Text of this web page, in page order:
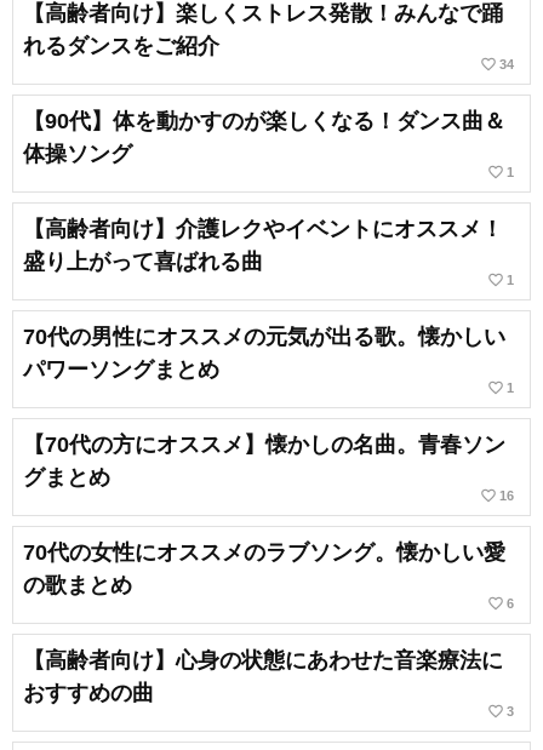
【高齢者向け】楽しくストレス発散！みんなで踊
れるダンスをご紹介
favorite_border 34
【90代】体を動かすのが楽しくなる！ダンス曲＆
体操ソング
favorite_border 1
【高齢者向け】介護レクやイベントにオススメ！
盛り上がって喜ばれる曲
favorite_border 1
70代の男性にオススメの元気が出る歌。懐かしい
パワーソングまとめ
favorite_border 1
【70代の方にオススメ】懐かしの名曲。青春ソン
グまとめ
favorite_border 16
70代の女性にオススメのラブソング。懐かしい愛
の歌まとめ
favorite_border 6
【高齢者向け】心身の状態にあわせた音楽療法に
おすすめの曲
favorite_border 3